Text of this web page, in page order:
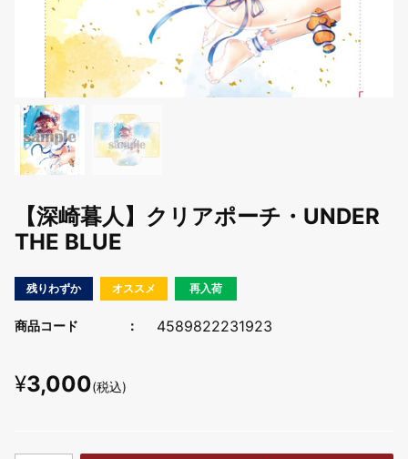
【深崎暮人】クリアポーチ・UNDER
THE BLUE
残りわずか オススメ 再入荷
商品コード 4589822231923
¥3,000(税込)